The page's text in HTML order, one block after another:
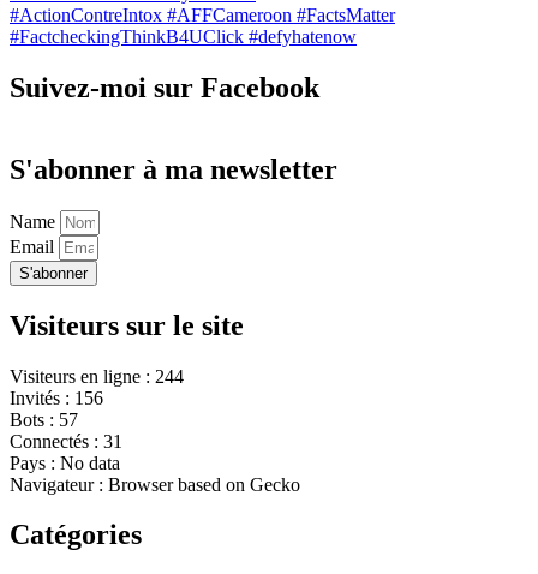
#ActionContreIntox #AFFCameroon #FactsMatter
#FactcheckingThinkB4UClick #defyhatenow
Suivez-moi sur Facebook
S'abonner à ma newsletter
Name
Email
S'abonner
Visiteurs sur le site
Visiteurs en ligne : 244
Invités : 156
Bots : 57
Connectés : 31
Pays : No data
Navigateur : Browser based on Gecko
Catégories